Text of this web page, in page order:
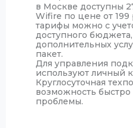
в Москве доступны
Wifire по цене от 199
тарифы можно с
доступного
дополнительных
пакет.
Для управления
используют личный
Круглосуточная
возможность
проблемы.